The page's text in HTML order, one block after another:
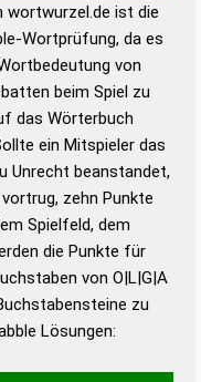
zu
Wortform, um die
Spiel zu
in 12 Bänden
und gutes
Grammatik
wortwurzel.de ist die
Wortprüfung, da es
von
beim Spiel zu
das Wörterbuch
ein Mitspieler das
Unrecht beanstandet,
zehn Punkte
Spielfeld, dem
die Punkte für
von O|L|G|A
zu
Lösungen: